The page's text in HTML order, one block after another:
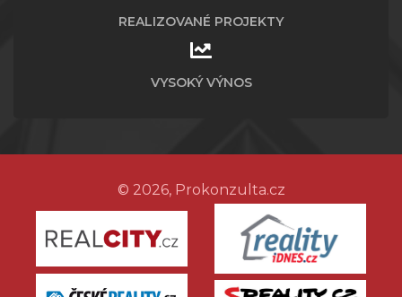
REALIZOVANÉ PROJEKTY
VYSOKÝ VÝNOS
© 2026, Prokonzulta.cz